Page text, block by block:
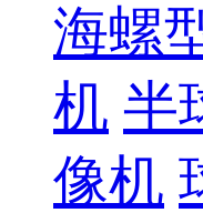
海螺
机 半
像机